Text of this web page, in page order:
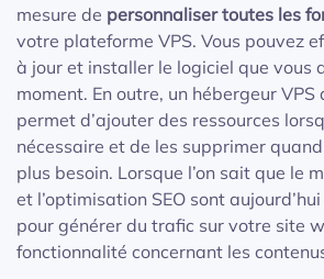
mesure de personnaliser toutes les
votre plateforme VPS. Vous pouvez
à jour et installer le logiciel que vous
moment. En outre, un hébergeur VPS
permet d’ajouter des ressources
nécessaire et de les supprimer quand
plus besoin. Lorsque l’on sait que le
et l’optimisation SEO sont
pour générer du trafic sur votre site
fonctionnalité concernant les